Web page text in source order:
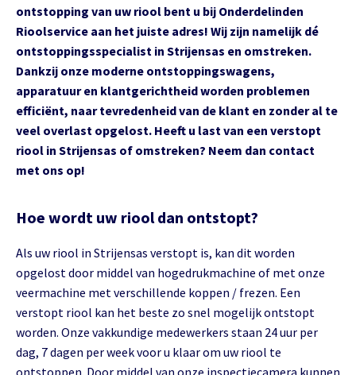
ontstopping van uw riool bent u bij Onderdelinden
Rioolservice aan het juiste adres! Wij zijn namelijk dé
ontstoppingsspecialist in Strijensas en omstreken.
Dankzij onze moderne ontstoppingswagens,
apparatuur en klantgerichtheid worden problemen
efficiënt, naar tevredenheid van de klant en zonder al te
veel overlast opgelost. Heeft u last van een verstopt
riool in Strijensas of omstreken? Neem dan contact
met ons op!
Hoe wordt uw riool dan ontstopt?
Als uw riool in Strijensas verstopt is, kan dit worden
opgelost door middel van hogedrukmachine of met onze
veermachine met verschillende koppen / frezen. Een
verstopt riool kan het beste zo snel mogelijk ontstopt
worden. Onze vakkundige medewerkers staan 24 uur per
dag, 7 dagen per week voor u klaar om uw riool te
ontstoppen. Door middel van onze inspectiecamera kunnen